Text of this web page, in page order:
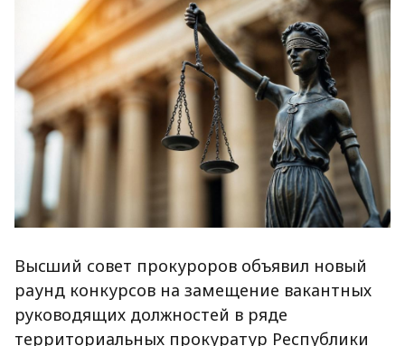
Высший совет прокуроров объявил новый
раунд конкурсов на замещение вакантных
руководящих должностей в ряде
территориальных прокуратур Республики